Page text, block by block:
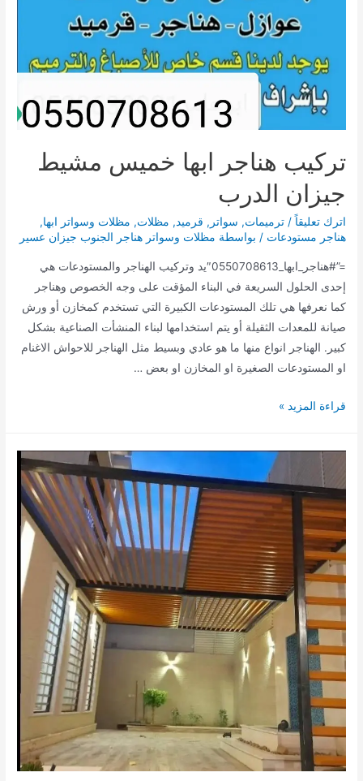
تركيب هناجر ابها خميس مشيط
جيزان الدرب
اترك تعليقاً /ترميمات, سواتر , قرميد, مظلات, مظلات وسواتر ابها,
هناجر مستودعات / بواسطة مظلات وسواتر هناجر الجنوب جيزان عسير
=”#هناجر_ابها_0550708613″يد وتركيب الهناجر والمستودعات هي
إحدى الحلول السريعة في البناء المؤقت على وجه الخصوص وهناجر
كما نعرفها هي تلك المستودعات الكبيرة التي تستخدم كمخازن أو ورش
صيانة للمعدات الثقيلة أو يتم استخدامها لبناء المنشأت الصناعية بشكل
كبير. الهناجر انواع منها ما هو عادي وبسيط مثل الهناجر للاحواش الاغنام
او المستودعات الصغيرة او المخازن او بعض …
تركيب
خميس
مشيط
جيزان
الدرب
قراءة المزيد »